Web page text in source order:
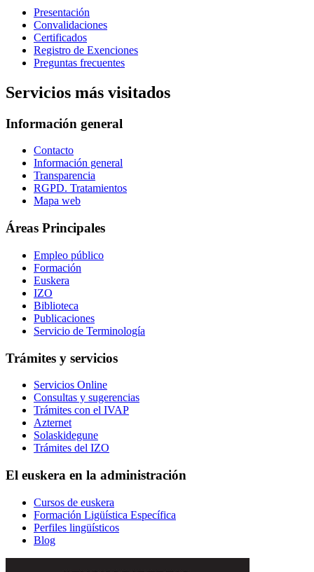
Presentación
Convalidaciones
Certificados
Registro de Exenciones
Preguntas frecuentes
Servicios más visitados
Información general
Contacto
Información general
Transparencia
RGPD. Tratamientos
Mapa web
Áreas Principales
Empleo público
Formación
Euskera
IZO
Biblioteca
Publicaciones
Servicio de Terminología
Trámites y servicios
Servicios Online
Consultas y sugerencias
Trámites con el IVAP
Azternet
Solaskidegune
Trámites del IZO
El euskera en la administración
Cursos de euskera
Formación Ligüística Específica
Perfiles lingüísticos
Blog